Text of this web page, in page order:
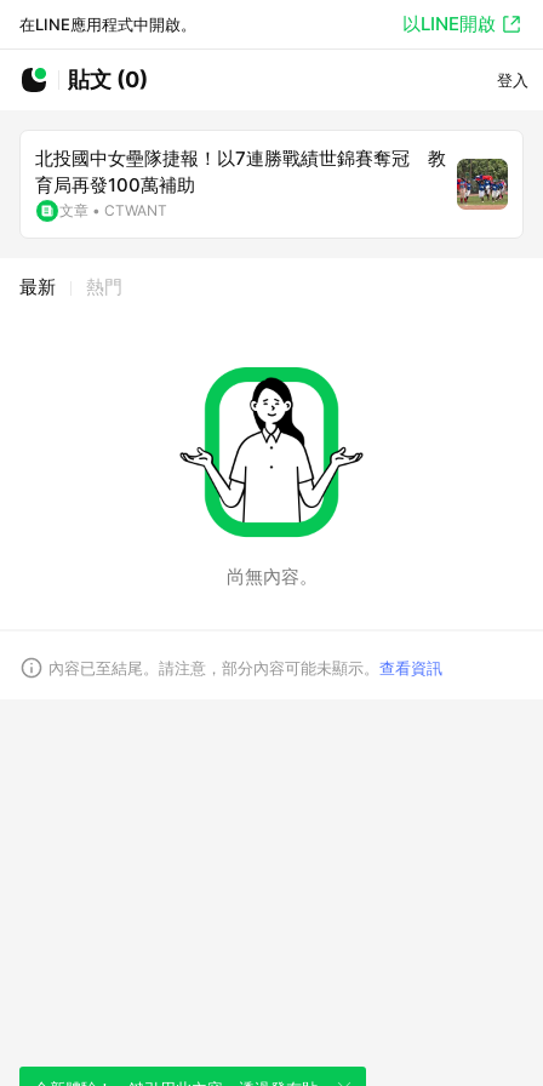
在LINE應用程式中開啟。 以LINE開啟
貼文 (0) 登入
北投國中女壘隊捷報！以7連勝戰績世錦賽奪冠 教
育局再發100萬補助
文章 • CTWANT
最新 熱門
尚無內容。
內容已至結尾。請注意，部分內容可能未顯示。 查看資訊